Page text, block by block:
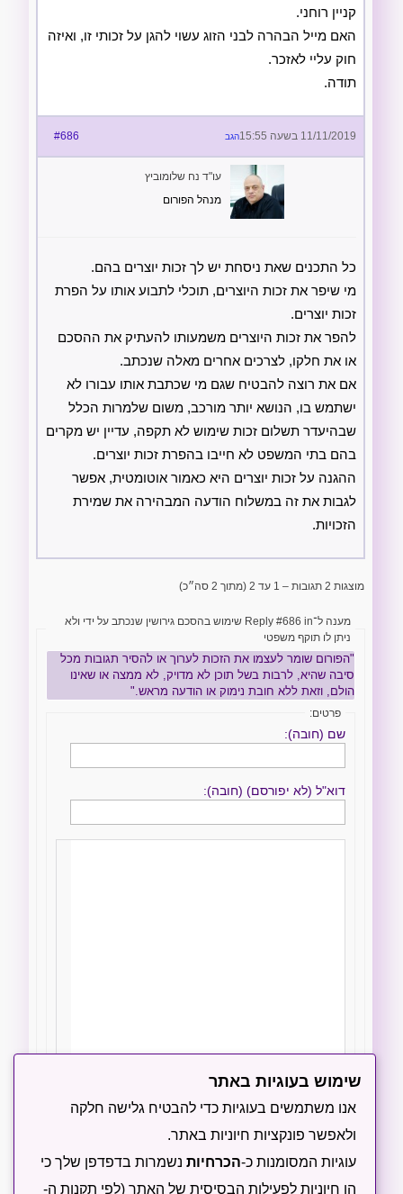
קניין רוחני.
האם מייל הבהרה לבני הזוג עשוי להגן על זכותי זו, ואיזה
חוק עליי לאזכר.
תודה.
11/11/2019 בשעה 15:55 #686 הגב
עו"ד נח שלומוביץ
מנהל הפורום
כל התכנים שאת ניסחת יש לך זכות יוצרים בהם.
מי שיפר את זכות היוצרים, תוכלי לתבוע אותו על הפרת
זכות יוצרים.
להפר את זכות היוצרים משמעותו להעתיק את ההסכם
או את חלקו, לצרכים אחרים מאלה שנכתב.
אם את רוצה להבטיח שגם מי שכתבת אותו עבורו לא
ישתמש בו, הנושא יותר מורכב, משום שלמרות הכלל
שבהיעדר תשלום זכות שימוש לא תקפה, עדיין יש מקרים
בהם בתי המשפט לא חייבו בהפרת זכות יוצרים.
ההגנה על זכות יוצרים היא כאמור אוטומטית, אפשר
לגבות את זה במשלוח הודעה המבהירה את שמירת
הזכויות.
מוצגות 2 תגובות – 1 עד 2 (מתוך 2 סה״כ)
מענה ל־Reply #686 in שימוש בהסכם גירושין שנכתב על ידי ולא
ניתן לו תוקף משפטי
"הפורום שומר לעצמו את הזכות לערוך או להסיר תגובות מכל
סיבה שהיא, לרבות בשל תוכן לא מדויק, לא ממצה או שאינו
הולם, וזאת ללא חובת נימוק או הודעה מראש."
פרטים:
שם (חובה):
דוא"ל (לא יפורסם) (חובה):
הודיעו לי על תגובות חדשות באמצעות מייל
שימוש בעוגיות באתר
אנו משתמשים בעוגיות כדי להבטיח גלישה חלקה
ולאפשר פונקציות חיוניות באתר.
עוגיות המסומנות כ-הכרחיותנשמרות בדפדפן שלך כי
הן חיוניות לפעילות הבסיסית של האתר (לפי תקנות ה-